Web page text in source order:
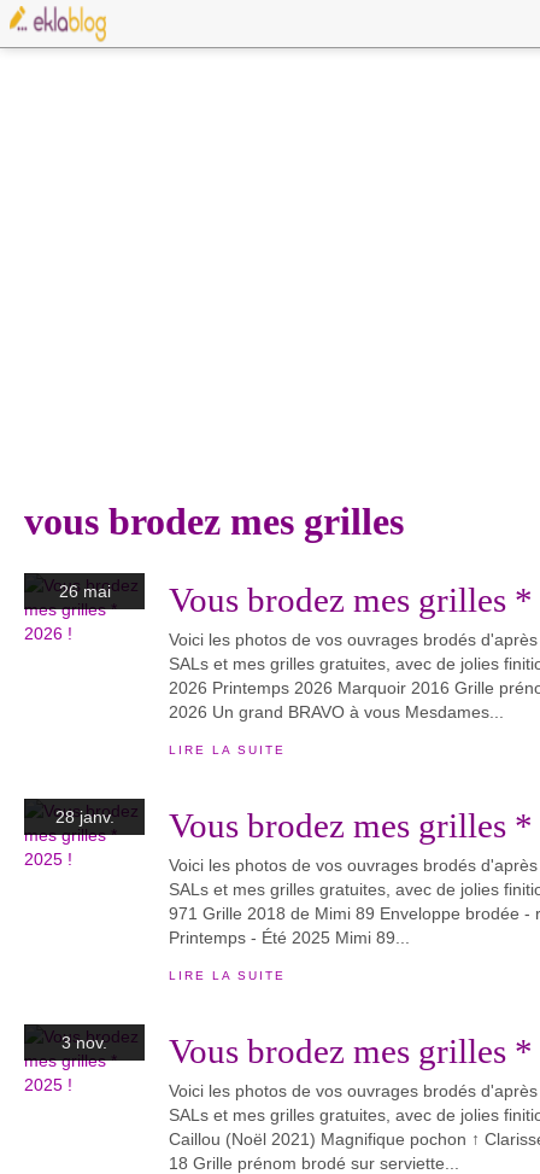
vous brodez mes grilles
26 mai Vous brodez mes grilles
Voici les photos de vos ouvrages brodés
SALs et mes grilles gratuites, avec de jolies
2026 Printemps 2026 Marquoir 2016 Grille
2026 Un grand BRAVO à vous Mesdames...
LIRE LA SUITE
28 janv. Vous brodez mes grilles
Voici les photos de vos ouvrages brodés
SALs et mes grilles gratuites, avec de jolies
971 Grille 2018 de Mimi 89 Enveloppe brodée -
Printemps - Été 2025 Mimi 89...
LIRE LA SUITE
3 nov. Vous brodez mes grilles
Voici les photos de vos ouvrages brodés
SALs et mes grilles gratuites, avec de jolies
Caillou (Noël 2021) Magnifique pochon ↑
18 Grille prénom brodé sur serviette...